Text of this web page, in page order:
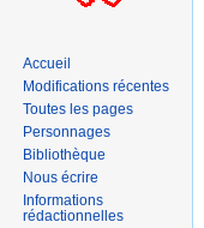
Accueil
Modifications récentes
Toutes les pages
Personnages
Bibliothèque
Nous écrire
Informations
rédactionnelles